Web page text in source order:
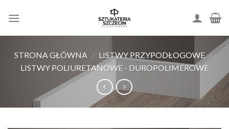
STRONA GŁÓWNA / LISTWY PRZYPODŁOGOWE /
LISTWY POLIURETANOWE - DUROPOLIMEROWE